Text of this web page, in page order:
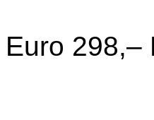
Euro 298,–